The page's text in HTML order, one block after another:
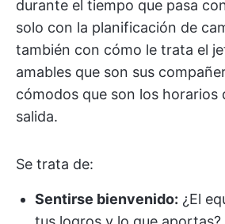
durante el tiempo que pasa
solo con la planificación de
también con cómo le trata el
amables que son sus
cómodos que son los horarios
salida.
Se trata de:
Sentirse bienvenido: ¿El